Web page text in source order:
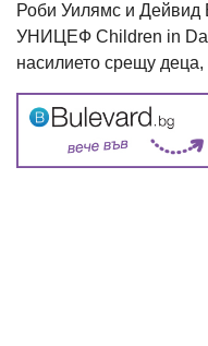
Роби Уилямс и Дейвид
УНИЦЕФ Children in
насилието срещу